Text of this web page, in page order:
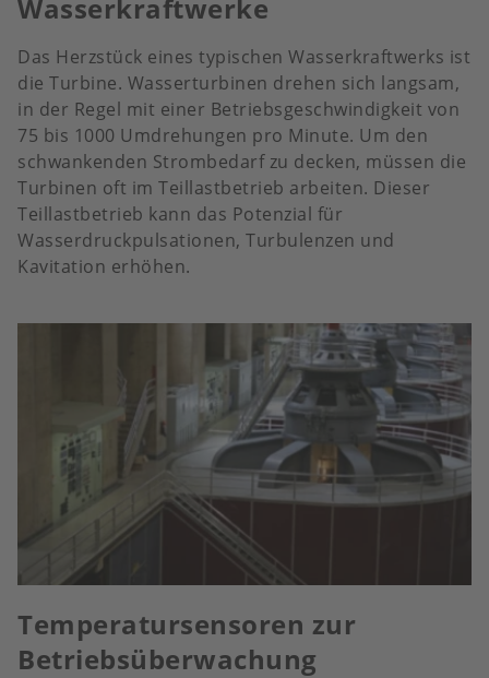
Wasserkraftwerke
Das Herzstück eines typischen Wasserkraftwerks ist
die Turbine. Wasserturbinen drehen sich langsam,
in der Regel mit einer Betriebsgeschwindigkeit von
75 bis 1000 Umdrehungen pro Minute. Um den
schwankenden Strombedarf zu decken, müssen die
Turbinen oft im Teillastbetrieb arbeiten. Dieser
Teillastbetrieb kann das Potenzial für
Wasserdruckpulsationen, Turbulenzen und
Kavitation erhöhen.
Temperatursensoren zur
Betriebsüberwachung